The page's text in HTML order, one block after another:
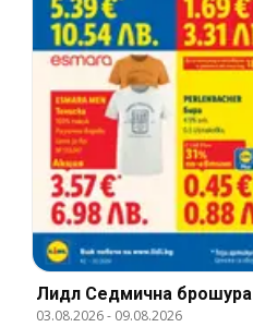
Лидл Cедмична брошура
03.08.2026- 09.08.2026